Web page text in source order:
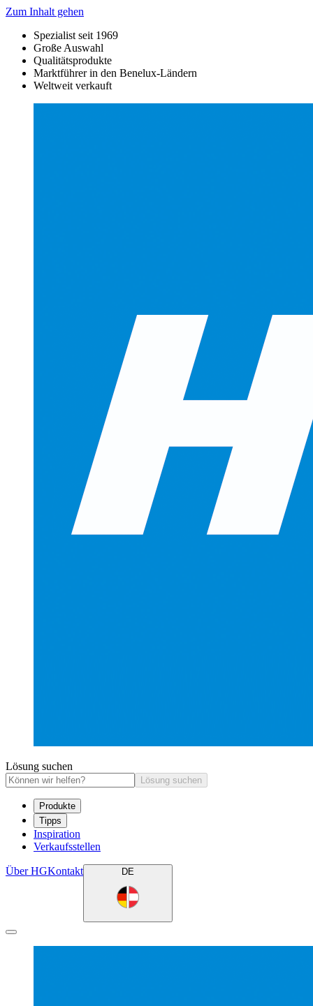
Zum Inhalt gehen
Spezialist seit 1969
Große Auswahl
Qualitätsprodukte
Marktführer in den Benelux-Ländern
Weltweit verkauft
Lösung suchen
Lösung suchen
Produkte
Tipps
Inspiration
Verkaufsstellen
Über HGKontakt DE